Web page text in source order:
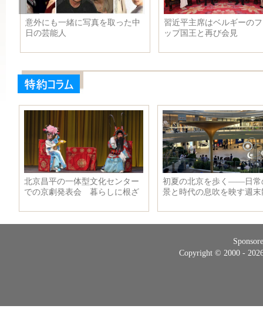
ベルギーのフィリ
び会見
未来の車はこうなる？ かっこ
芸能人
トの機
Copyright © 2000 -